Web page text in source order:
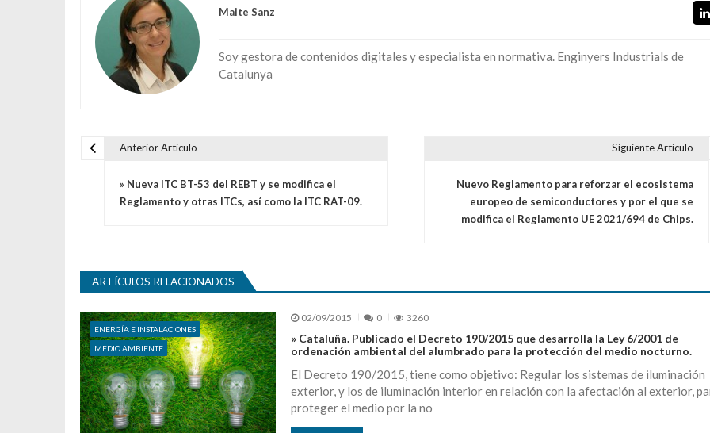
Maite Sanz
Soy gestora de contenidos digitales y especialista en normativa. Enginyers Industrials de
Catalunya
Navegación de entradas
Anterior Articulo
» Nueva ITC BT-53 del REBT y se modifica el
Reglamento y otras ITCs, así como la ITC RAT-09.
Siguiente Articulo
Nuevo Reglamento para reforzar el ecosistema
europeo de semiconductores y por el que se
modifica el Reglamento UE 2021/694 de Chips.
ARTÍCULOS RELACIONADOS
ENERGÍA E INSTALACIONES
MEDIO AMBIENTE
02/09/2015 0 3260
» Cataluña. Publicado el Decreto 190/2015 que desarrolla la Ley 6/2001 de
ordenación ambiental del alumbrado para la protección del medio nocturno.
El Decreto 190/2015, tiene como objetivo: Regular los sistemas de iluminación
exterior, y los de iluminación interior en relación con la afectación al exterior,
proteger el medio por la no